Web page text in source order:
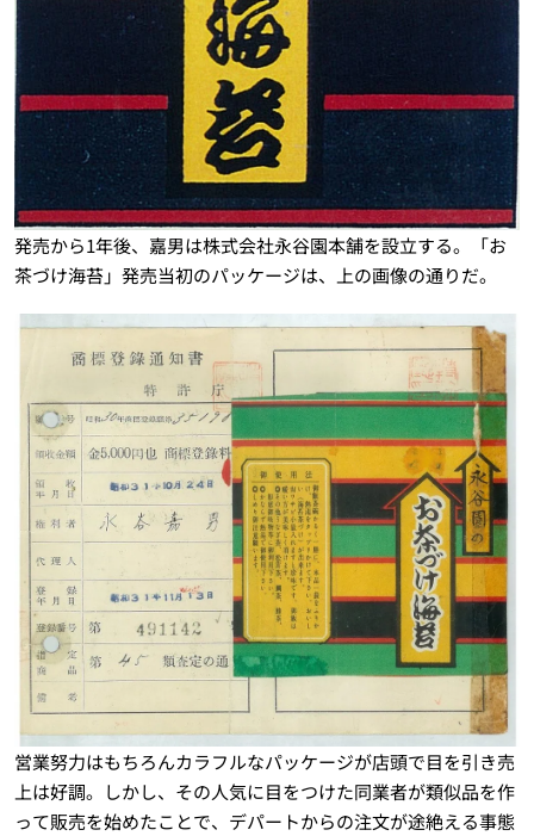
発売から1年後、嘉男は株式会社永谷園本舗を設立する。「お
茶づけ海苔」発売当初のパッケージは、上の画像の通りだ。
営業努力はもちろんカラフルなパッケージが店頭で目を引き売
上は好調。しかし、その人気に目をつけた同業者が類似品を作
って販売を始めたことで、デパートからの注文が途絶える事態